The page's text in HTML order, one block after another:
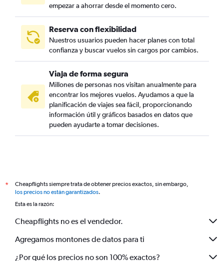
empezar a ahorrar desde el momento cero.
Reserva con flexibilidad
Nuestros usuarios pueden hacer planes con total
confianza y buscar vuelos sin cargos por cambios.
Viaja de forma segura
Millones de personas nos visitan anualmente para
encontrar los mejores vuelos. Ayudamos a que la
planificación de viajes sea fácil, proporcionando
información útil y gráficos basados en datos que
pueden ayudarte a tomar decisiones.
*
Cheapflights siempre trata de obtener precios exactos, sin embargo,
los precios no están garantizados.
Esta es la razón:
Cheapflights no es el vendedor.
Agregamos montones de datos para ti
¿Por qué los precios no son 100% exactos?